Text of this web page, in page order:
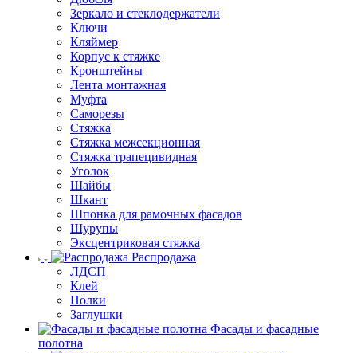
Зеркало и стеклодержатели
Ключи
Кляймер
Корпус к стяжке
Кронштейны
Лента монтажная
Муфта
Саморезы
Стяжка
Стяжка межсекционная
Стяжка трапецивидная
Уголок
Шайбы
Шкант
Шпонка для рамочных фасадов
Шурупы
Эксцентриковая стяжка
Распродажа
ЛДСП
Клей
Полки
Заглушки
Фасады и фасадные
полотна